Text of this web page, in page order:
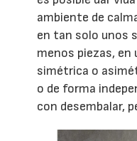
ambiente de
en tan solo unos
menos piezas, en
simétrica o
o de forma
con desembalar,